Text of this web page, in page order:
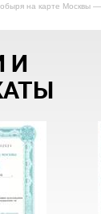
на карте Москвы
И